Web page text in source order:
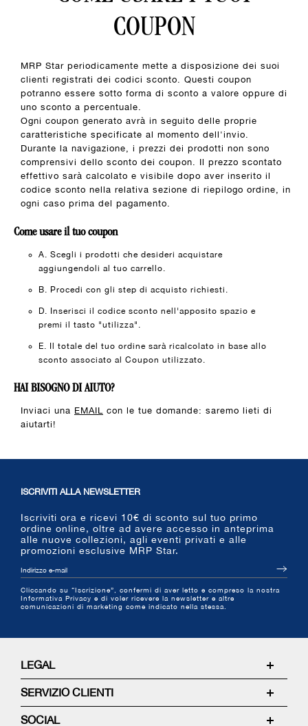
COUPON
MRP Star periodicamente mette a disposizione dei suoi
clienti registrati dei codici sconto. Questi coupon
potranno essere sotto forma di sconto a valore oppure di
uno sconto a percentuale.
Ogni coupon generato avrà in seguito delle proprie
caratteristiche specificate al momento dell'invio.
Durante la navigazione, i prezzi dei prodotti non sono
comprensivi dello sconto dei coupon. Il prezzo scontato
effettivo sarà calcolato e visibile dopo aver inserito il
codice sconto nella relativa sezione di riepilogo ordine, in
ogni caso prima del pagamento.
Come usare il tuo coupon
A. Scegli i prodotti che desideri acquistare
aggiungendoli al tuo carrello.
B. Procedi con gli step di acquisto richiesti.
D. Inserisci il codice sconto nell'apposito spazio e
premi il tasto "utilizza".
E. Il totale del tuo ordine sarà ricalcolato in base allo
sconto associato al Coupon utilizzato.
HAI BISOGNO DI AIUTO?
Inviaci una EMAIL con le tue domande: saremo lieti di
aiutarti!
ISCRIVITI ALLA NEWSLETTER
Iscriviti ora e ricevi 10€ di sconto sul tuo primo
ordine online, oltre ad avere accesso in anteprima
alle nuove collezioni, agli eventi privati e alle
promozioni esclusive MRP Star.
Cliccando su “Iscrizione”, confermi di aver letto e compreso la nostra
Informativa Privacy e di voler ricevere la newsletter e altre
comunicazioni di marketing come indicato nella stessa.
LEGAL
Spedizioni e Resi
SERVIZIO CLIENTI
SOCIAL